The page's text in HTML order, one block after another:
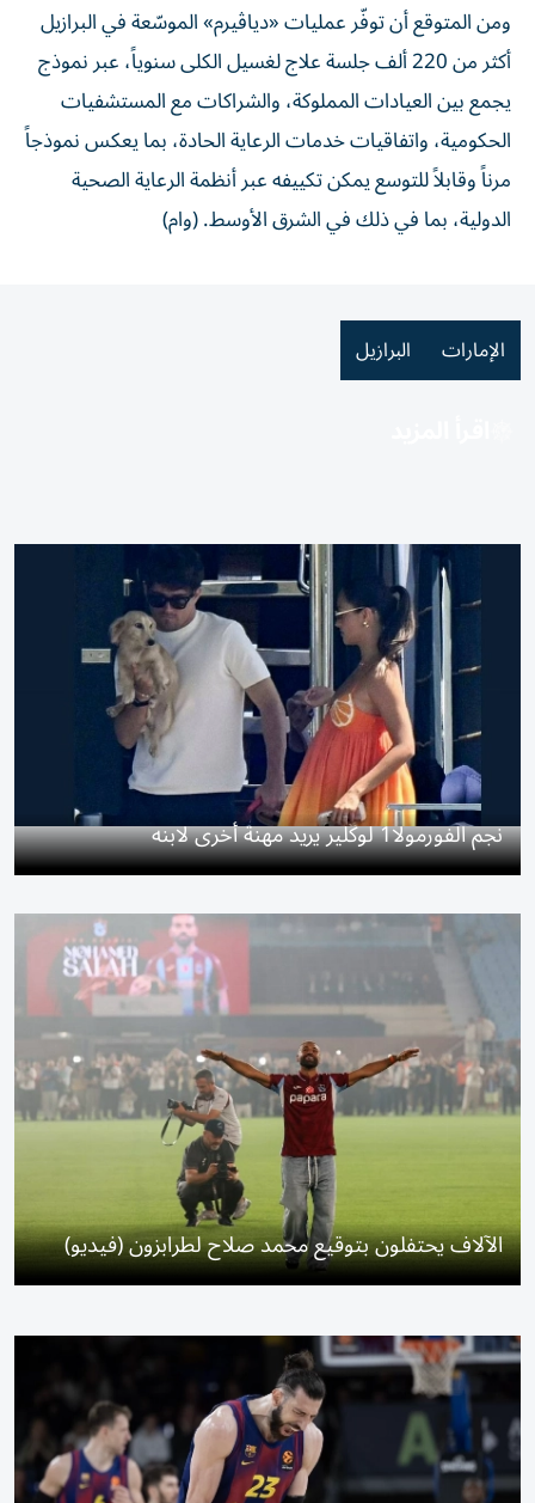
ومن المتوقع أن توفّر عمليات «دياڤيرم» الموسّعة في البرازيل
أكثر من 220 ألف جلسة علاج لغسيل الكلى سنوياً، عبر نموذج
يجمع بين العيادات المملوكة، والشراكات مع المستشفيات
الحكومية، واتفاقيات خدمات الرعاية الحادة، بما يعكس نموذجاً
مرناً وقابلاً للتوسع يمكن تكييفه عبر أنظمة الرعاية الصحية
الدولية، بما في ذلك في الشرق الأوسط. (وام)
الإمارات البرازيل
نجم الفورمولا1 لوكلير يريد مهنة أخرى لابنه
الآلاف يحتفلون بتوقيع محمد صلاح لطرابزون (فيديو)